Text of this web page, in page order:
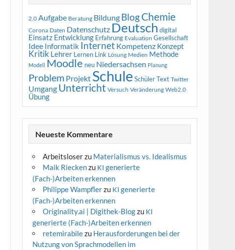
2.0 Aufgabe Beratung Bildung BlogChemie
Corona Daten Datenschutz Deutsch digital
Einsatz Entwicklung Erfahrung Evaluation Gesellschaft
Idee Informatik Internet Kompetenz Konzept
Kritik Lehrer Lernen Link Lösung Medien Methode
Modell Moodle neu Niedersachsen Planung
Problem Projekt Schule Schüler Text Twitter
Umgang Unterricht Versuch Veränderung Web2.0
Übung
Neueste Kommentare
Arbeitsloserzu Materialismus vs. Idealismus
Maik Rieckenzu KI generierte
(Fach-)Arbeiten erkennen
Philippe Wampflerzu KI generierte
(Fach-)Arbeiten erkennen
Originality.ai | Digithek-Blogzu KI
generierte (Fach-)Arbeiten erkennen
retemirabilezu Herausforderungen bei der
Nutzung von Sprachmodellen im